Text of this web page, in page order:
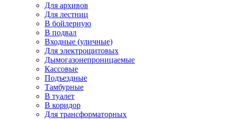
Для архивов
Для лестниц
В бойлерную
В подвал
Входные (уличные)
Для электрощитовых
Дымогазонепроницаемые
Кассовые
Подъездные
Тамбурные
В туалет
В коридор
Для трансформаторных